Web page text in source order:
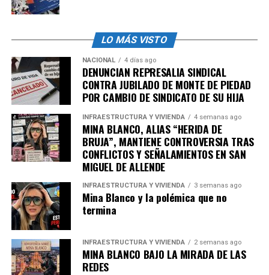
LO MÁS VISTO
NACIONAL 4 días ago
DENUNCIAN REPRESALIA SINDICAL
CONTRA JUBILADO DE MONTE DE PIEDAD
POR CAMBIO DE SINDICATO DE SU HIJA
INFRAESTRUCTURA Y VIVIENDA 4 semanas ago
MINA BLANCO, ALIAS “HERIDA DE
BRUJA”, MANTIENE CONTROVERSIA TRAS
CONFLICTOS Y SEÑALAMIENTOS EN SAN
MIGUEL DE ALLENDE
INFRAESTRUCTURA Y VIVIENDA 3 semanas ago
Mina Blanco y la polémica que no
termina
INFRAESTRUCTURA Y VIVIENDA 2 semanas ago
MINA BLANCO BAJO LA MIRADA DE LAS
REDES